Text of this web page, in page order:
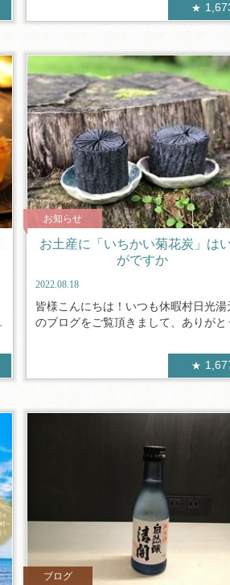
お知らせ
お土産に「いちかい菊花炭」は
がですか
2022.08.18
皆様こんにちは！いつも休暇村日光湯
のブログをご覧頂きまして、ありがと
ブログ